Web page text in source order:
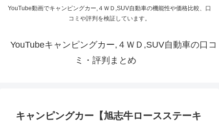
YouTube動画でキャンピングカー,４ＷＤ,SUV自動車の機能性や価格比較、口
コミや評判を検証しています。
YouTubeキャンピングカー,４ＷＤ,SUV自動車の口コ
ミ・評判まとめ
キャンピングカー【旭志牛ロースステーキ